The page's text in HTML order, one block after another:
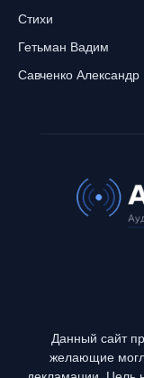
Стихи
Гетьман Вадим
Савченко Александр
Данный сайт
желающие